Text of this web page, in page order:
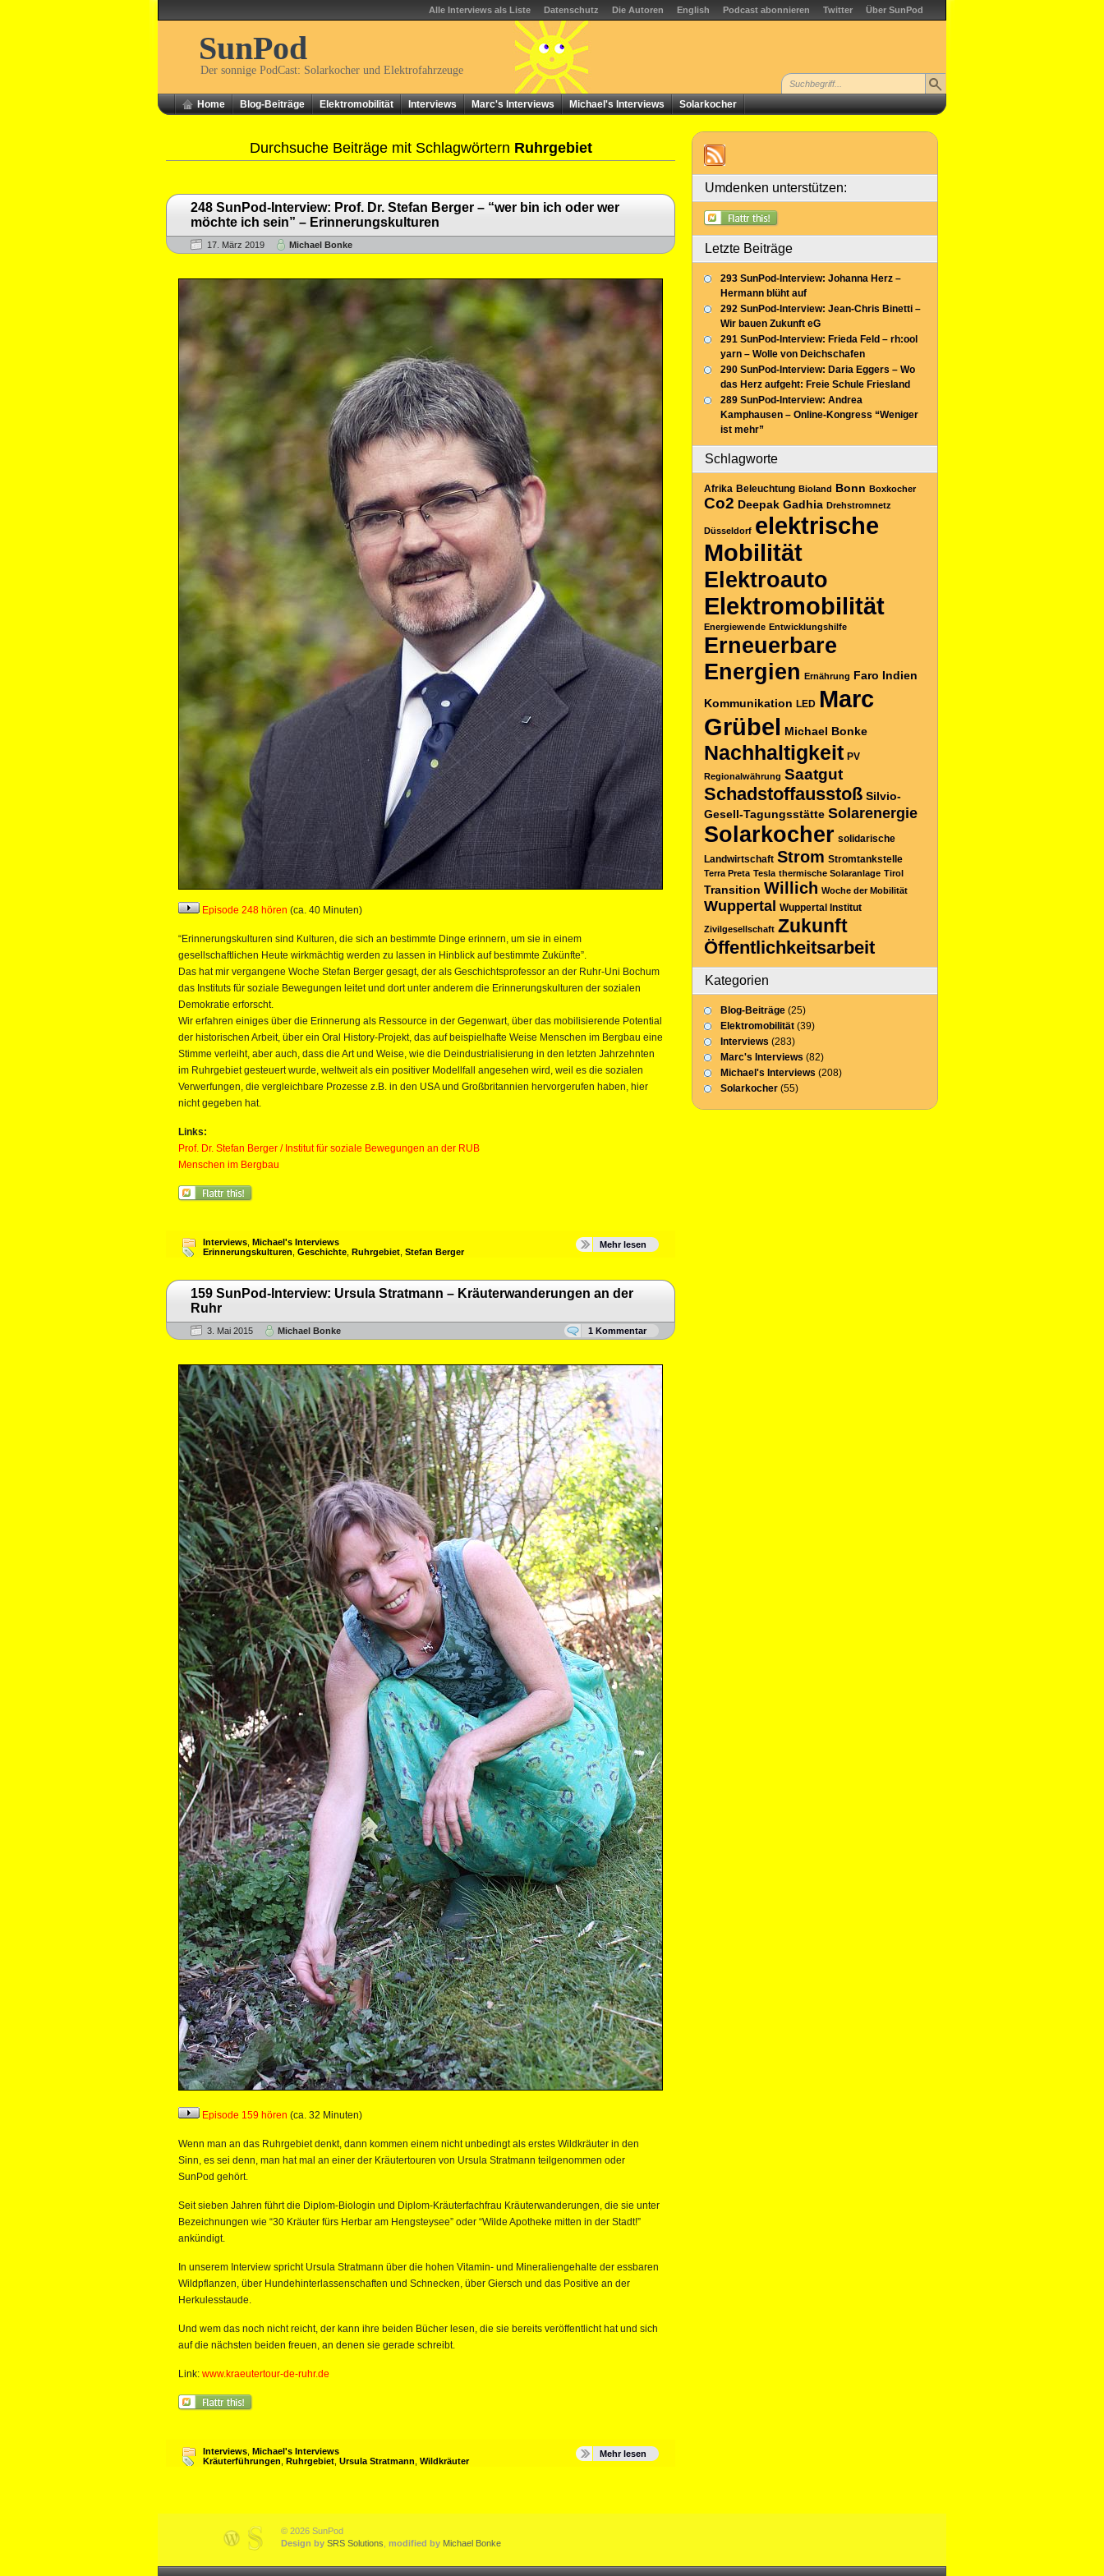
Alle Interviews als Liste Datenschutz Die Autoren English Podcast abonnieren Twitter Über SunPod
SunPod
Der sonnige PodCast: Solarkocher und Elektrofahrzeuge
Home Blog-Beiträge Elektromobilität Interviews Marc's Interviews Michael's Interviews Solarkocher
Durchsuche Beiträge mit Schlagwörtern Ruhrgebiet
248 SunPod-Interview: Prof. Dr. Stefan Berger – “wer bin ich oder wer
möchte ich sein” – Erinnerungskulturen
17. März 2019 Michael Bonke
Episode 248 hören (ca. 40 Minuten)
“Erinnerungskulturen sind Kulturen, die sich an bestimmte Dinge erinnern, um sie in einem
gesellschaftlichen Heute wirkmächtig werden zu lassen in Hinblick auf bestimmte Zukünfte”.
Das hat mir vergangene Woche Stefan Berger gesagt, der als Geschichtsprofessor an der Ruhr-Uni Bochum
das Instituts für soziale Bewegungen leitet und dort unter anderem die Erinnerungskulturen der sozialen
Demokratie erforscht.
Wir erfahren einiges über die Erinnerung als Ressource in der Gegenwart, über das mobilisierende Potential
der historischen Arbeit, über ein Oral History-Projekt, das auf beispielhafte Weise Menschen im Bergbau eine
Stimme verleiht, aber auch, dass die Art und Weise, wie die Deindustrialisierung in den letzten Jahrzehnten
im Ruhrgebiet gesteuert wurde, weltweit als ein positiver Modellfall angesehen wird, weil es die sozialen
Verwerfungen, die vergleichbare Prozesse z.B. in den USA und Großbritannien hervorgerufen haben, hier
nicht gegeben hat.
Links:
Prof. Dr. Stefan Berger / Institut für soziale Bewegungen an der RUB
Menschen im Bergbau
Interviews Michael's Interviews
Erinnerungskulturen Geschichte Ruhrgebiet Stefan Berger
Mehr lesen
159 SunPod-Interview: Ursula Stratmann – Kräuterwanderungen an der
Ruhr
3. Mai 2015 Michael Bonke 1 Kommentar
Episode 159 hören (ca. 32 Minuten)
Wenn man an das Ruhrgebiet denkt, dann kommen einem nicht unbedingt als erstes Wildkräuter in den
Sinn, es sei denn, man hat mal an einer der Kräutertouren von Ursula Stratmann teilgenommen oder
SunPod gehört.
Seit sieben Jahren führt die Diplom-Biologin und Diplom-Kräuterfachfrau Kräuterwanderungen, die sie unter
Bezeichnungen wie “30 Kräuter fürs Herbar am Hengsteysee” oder “Wilde Apotheke mitten in der Stadt!”
ankündigt.
In unserem Interview spricht Ursula Stratmann über die hohen Vitamin- und Mineraliengehalte der essbaren
Wildpflanzen, über Hundehinterlassenschaften und Schnecken, über Giersch und das Positive an der
Herkulesstaude.
Und wem das noch nicht reicht, der kann ihre beiden Bücher lesen, die sie bereits veröffentlicht hat und sich
auf die nächsten beiden freuen, an denen sie gerade schreibt.
Link: www.kraeutertour-de-ruhr.de
Interviews Michael's Interviews
Kräuterführungen Ruhrgebiet Ursula Stratmann Wildkräuter
Mehr lesen
Umdenken unterstützen:
Letzte Beiträge
293 SunPod-Interview: Johanna Herz –
Hermann blüht auf
292 SunPod-Interview: Jean-Chris Binetti –
Wir bauen Zukunft eG
291 SunPod-Interview: Frieda Feld – rh:ool
yarn – Wolle von Deichschafen
290 SunPod-Interview: Daria Eggers – Wo
das Herz aufgeht: Freie Schule Friesland
289 SunPod-Interview: Andrea
Kamphausen – Online-Kongress “Weniger
ist mehr”
Schlagworte
Afrika Beleuchtung Bioland Bonn Boxkocher
Co2 Deepak Gadhia Drehstromnetz
Düsseldorf elektrische
Mobilität
Elektroauto
Elektromobilität
Energiewende Entwicklungshilfe
Erneuerbare
Energien Ernährung Faro Indien
Kommunikation LED Marc
Grübel Michael Bonke
Nachhaltigkeit PV
Regionalwährung Saatgut
Schadstoffausstoß Silvio-
Gesell-Tagungsstätte Solarenergie
Solarkocher solidarische
Landwirtschaft Strom Stromtankstelle
Terra Preta Tesla thermische Solaranlage Tirol
Transition Willich Woche der Mobilität
Wuppertal Wuppertal Institut
Zivilgesellschaft Zukunft
Öffentlichkeitsarbeit
Kategorien
Blog-Beiträge (25)
Elektromobilität (39)
Interviews (283)
Marc's Interviews (82)
Michael's Interviews (208)
Solarkocher (55)
© 2026 SunPod
Design by SRS Solutions modified by Michael Bonke